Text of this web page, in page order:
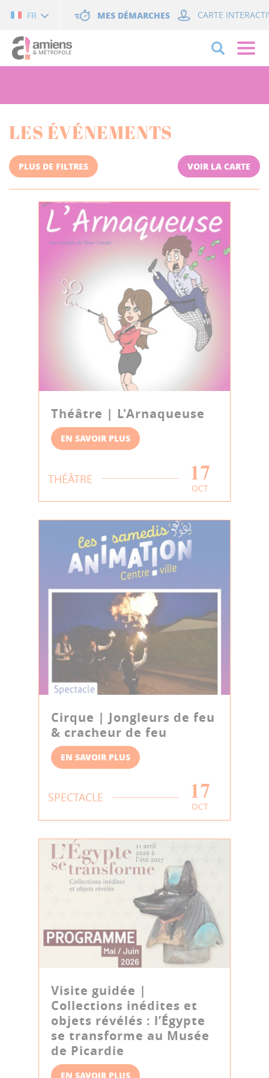
FR MES DÉMARCHES CARTE
LES ÉVÉNEMENTS
PLUS DE FILTRES VOIR LA CARTE
Théâtre | L'Arnaqueuse
EN SAVOIR PLUS
THÉÂTRE 17
OCT
Cirque | Jongleurs de feu
& cracheur de feu
EN SAVOIR PLUS
SPECTACLE 17
OCT
Visite guidée |
Collections inédites et
objets révélés : l’Égypte
se transforme au Musée
de Picardie
EN SAVOIR PLUS